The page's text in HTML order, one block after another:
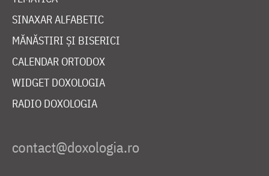
SINAXAR ALFABETIC
MĂNĂSTIRI ȘI BISERICI
CALENDAR ORTODOX
WIDGET DOXOLOGIA
RADIO DOXOLOGIA